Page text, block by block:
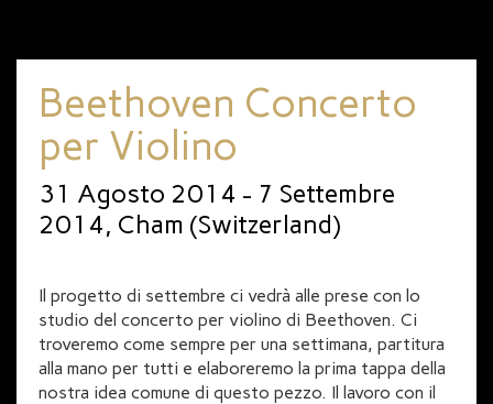
Beethoven Concerto
per Violino
31 Agosto 2014 - 7 Settembre
2014, Cham (Switzerland)
Il progetto di settembre ci vedrà alle prese con lo
studio del concerto per violino di Beethoven. Ci
troveremo come sempre per una settimana, partitura
alla mano per tutti e elaboreremo la prima tappa della
nostra idea comune di questo pezzo. Il lavoro con il